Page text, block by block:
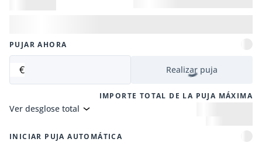
PUJAR AHORA
€ Realizar puja
IMPORTE TOTAL DE LA PUJA MÁXIMA
Ver desglose total
INICIAR PUJA AUTOMÁTICA